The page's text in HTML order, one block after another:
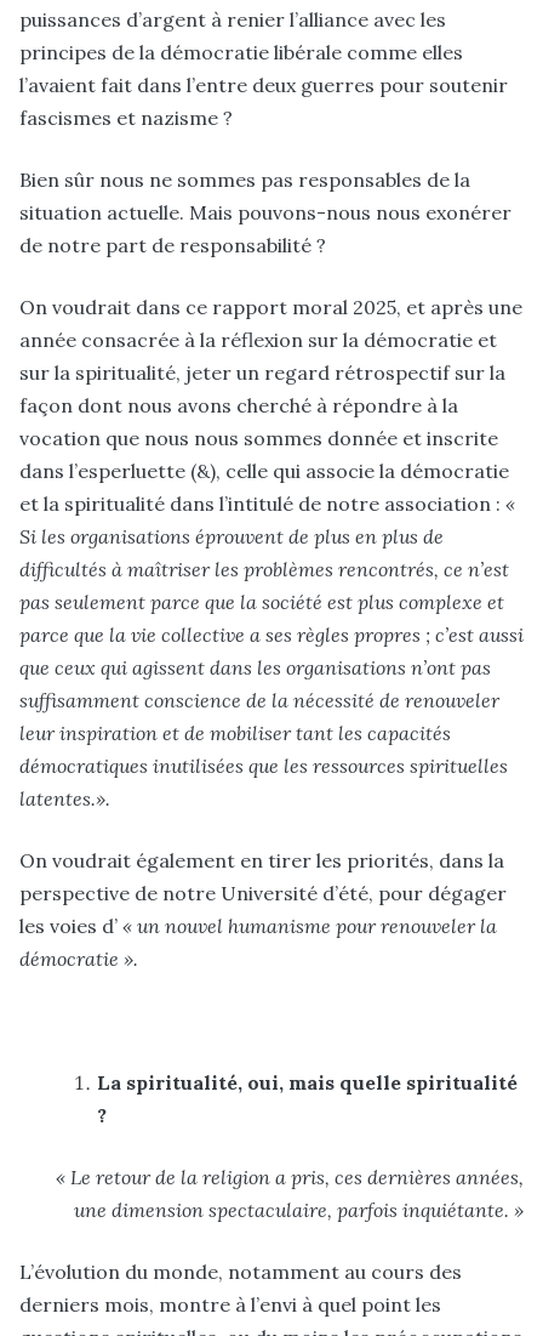
puissances d’argent à renier l’alliance avec les
principes de la démocratie libérale comme elles
l’avaient fait dans l’entre deux guerres pour soutenir
fascismes et nazisme ?
Bien sûr nous ne sommes pas responsables de la
situation actuelle. Mais pouvons-nous nous exonérer
de notre part de responsabilité ?
On voudrait dans ce rapport moral 2025, et après une
année consacrée à la réflexion sur la démocratie et
sur la spiritualité, jeter un regard rétrospectif sur la
façon dont nous avons cherché à répondre à la
vocation que nous nous sommes donnée et inscrite
dans l’esperluette (&), celle qui associe la démocratie
et la spiritualité dans l’intitulé de notre association : «
Si les organisations éprouvent de plus en plus de
difficultés à maîtriser les problèmes rencontrés, ce n’est
pas seulement parce que la société est plus complexe et
parce que la vie collective a ses règles propres ; c’est aussi
que ceux qui agissent dans les organisations n’ont pas
suffisamment conscience de la nécessité de renouveler
leur inspiration et de mobiliser tant les capacités
démocratiques inutilisées que les ressources spirituelles
latentes.».
On voudrait également en tirer les priorités, dans la
perspective de notre Université d’été, pour dégager
les voies d’ « un nouvel humanisme pour renouveler la
démocratie ».
La spiritualité, oui, mais quelle spiritualité
?
« Le retour de la religion a pris, ces dernières années,
une dimension spectaculaire, parfois inquiétante. »
L’évolution du monde, notamment au cours des
derniers mois, montre à l’envi à quel point les